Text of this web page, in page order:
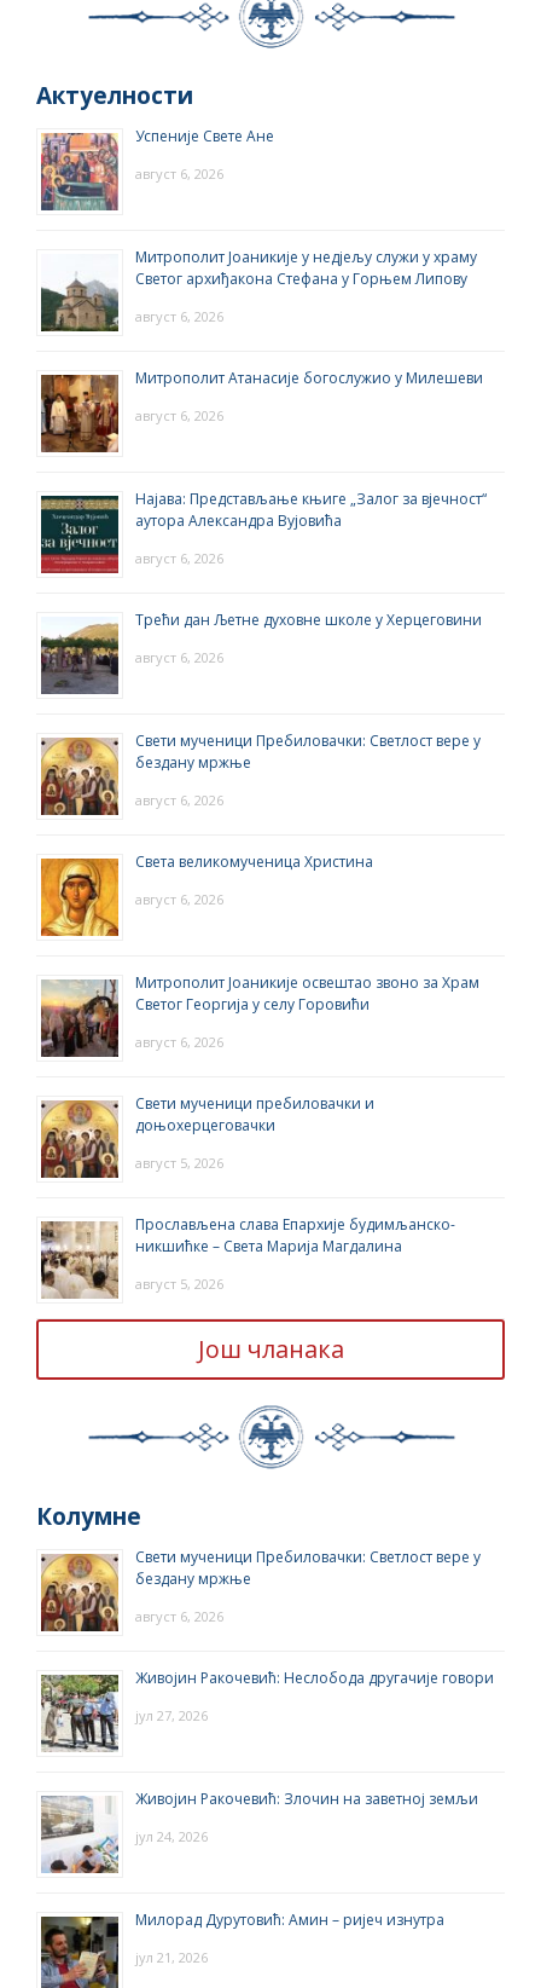
Актуелности
Успеније Свете Ане
август 6, 2026
Митрополит Јоаникије у недјељу служи у храму
Светог архиђакона Стефана у Горњем Липову
август 6, 2026
Митрополит Атанасије богослужио у Милешеви
август 6, 2026
Најава: Представљање књиге „Залог за вјечност“
аутора Александра Вујовића
август 6, 2026
Трећи дан Љетне духовне школе у Херцеговини
август 6, 2026
Свети мученици Пребиловачки: Светлост вере у
бездану мржње
август 6, 2026
Света великомученица Христина
август 6, 2026
Митрополит Јоаникије освештао звоно за Храм
Светог Георгија у селу Горовићи
август 6, 2026
Свети мученици пребиловачки и
доњохерцеговачки
август 5, 2026
Прослављена слава Епархије будимљанско-
никшићке – Света Марија Магдалина
август 5, 2026
Још чланака
Колумне
Свети мученици Пребиловачки: Светлост вере у
бездану мржње
август 6, 2026
Живојин Ракочевић: Неслобода другачије говори
јул 27, 2026
Живојин Ракочевић: Злочин на заветној земљи
јул 24, 2026
Милорад Дурутовић: Амин – ријеч изнутра
јул 21, 2026